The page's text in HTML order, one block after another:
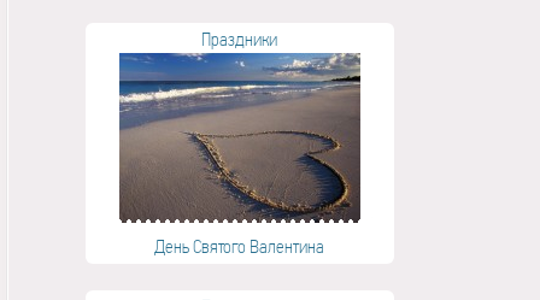
Праздники
День Святого Валентина